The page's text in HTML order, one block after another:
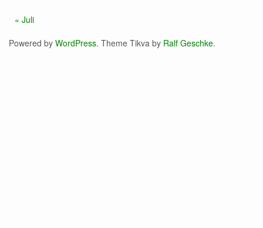
« Juli
Powered by WordPress. Theme Tikva by Ralf Geschke.